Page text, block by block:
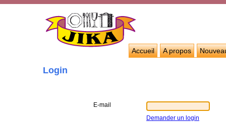
Accueil A propos
Login
E-mail
Demander un login